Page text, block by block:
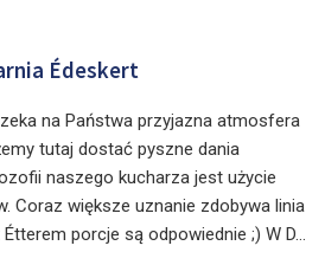
Édeskert
na Państwa przyjazna atmosfera
tutaj dostać pyszne dania
naszego kucharza jest użycie
Coraz większe uznanie zdobywa linia
porcje są odpowiednie ;) W D...